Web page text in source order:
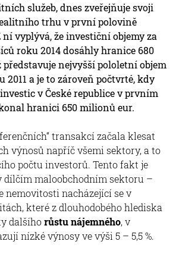
služeb, dnes zveřejňuje svoji
trhu v první polovině
vyplývá, že investiční objemy za
roku 2014 dosáhly hranice 680
představuje nejvyšší pololetní objem
a je to zároveň počtvrté, kdy
v České republice v prvním
hranici 650 milionů eur.
transakcí začala klesat
výnosů napříč všemi sektory, a to
počtu investorů. Tento fakt je
dílčím maloobchodním sektoru –
nemovitosti nacházející se v
které z dlouhodobého hlediska
dalšíhorůstu nájemného, v
nízké výnosy ve výši 5 – 5,5 %.